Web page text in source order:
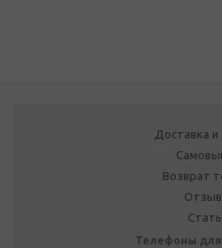
Доставка и
Возврат
Телефоны для